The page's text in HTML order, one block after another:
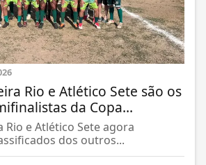
Rio e Atlético Sete são os
da Copa...
Rio e Atlético Sete agora
dos outros...